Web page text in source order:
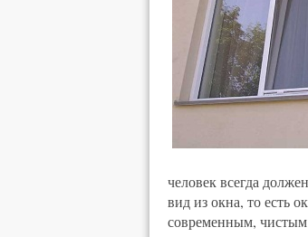
человек всегда
вид из окна, то есть
современным,